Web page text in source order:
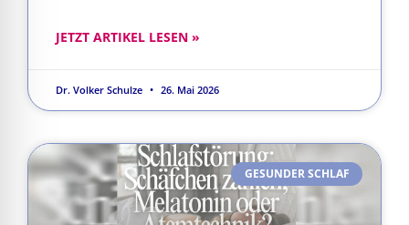
JETZT ARTIKEL LESEN »
Dr. Volker Schulze 26. Mai 2026
GESUNDER SCHLAF